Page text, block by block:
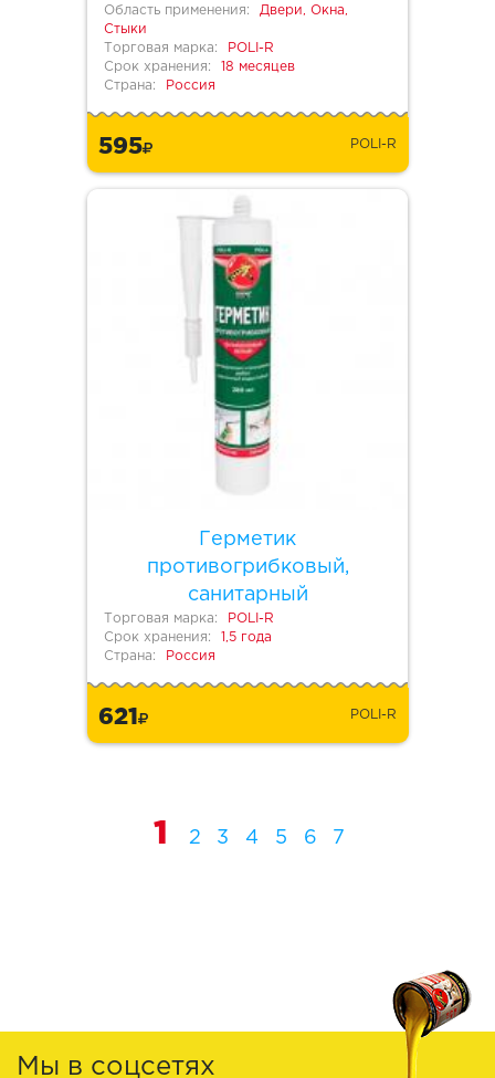
Область применения:
Двери, Окна,
Стыки
Торговая марка:
POLI-R
Срок хранения:
18 месяцев
Страна:
Россия
595 POLI-R
Герметик
противогрибковый,
санитарный
Торговая марка:
POLI-R
Срок хранения:
1,5 года
Страна:
Россия
621 POLI-R
1 2 3 4 5 6 7
Мы в соцсетях